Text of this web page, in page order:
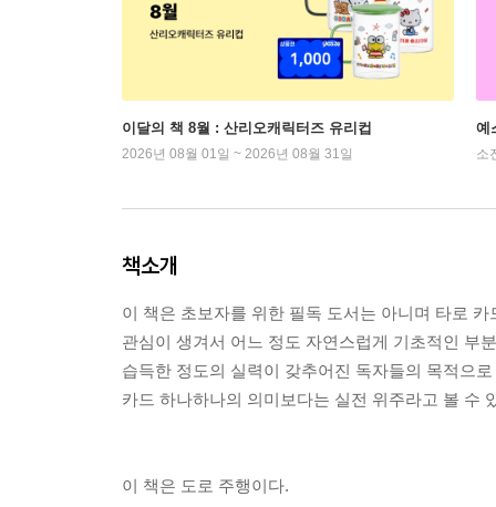
이달의 책 8월 : 산리오캐릭터즈 유리컵
2026년 08월 01일 ~ 2026년 08월 31일
예
소
책소개
이 책은 초보자를 위한 필독 도서는 아니며 타로 카
관심이 생겨서 어느 정도 자연스럽게 기초적인 부
습득한 정도의 실력이 갖추어진 독자들의 목적으
카드 하나하나의 의미보다는 실전 위주라고 볼 수
이 책은 도로 주행이다.